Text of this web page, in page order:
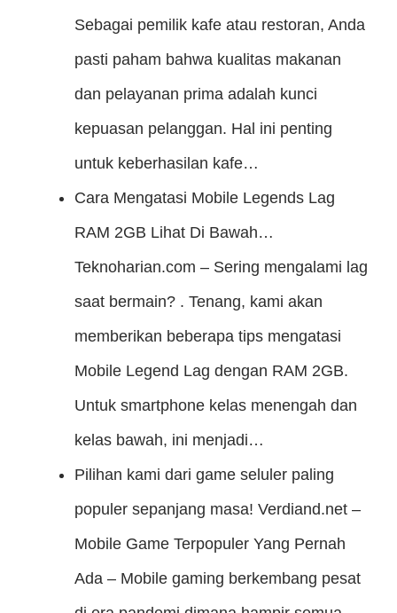
Sebagai pemilik kafe atau restoran, Anda
pasti paham bahwa kualitas makanan
dan pelayanan prima adalah kunci
kepuasan pelanggan. Hal ini penting
untuk keberhasilan kafe…
Cara Mengatasi Mobile Legends Lag
RAM 2GB Lihat Di Bawah…
Teknoharian.com – Sering mengalami lag
saat bermain? . Tenang, kami akan
memberikan beberapa tips mengatasi
Mobile Legend Lag dengan RAM 2GB.
Untuk smartphone kelas menengah dan
kelas bawah, ini menjadi…
Pilihan kami dari game seluler paling
populer sepanjang masa! Verdiand.net –
Mobile Game Terpopuler Yang Pernah
Ada – Mobile gaming berkembang pesat